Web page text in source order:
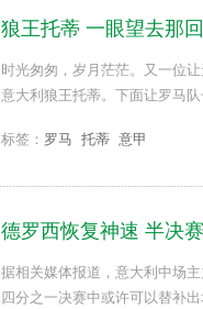
狼王托蒂 一眼望去那
时光匆匆，岁月茫茫。又一位
意大利狼王托蒂。下面让罗马
标签： 罗马 托蒂 意甲
德罗西恢复神速 半决
据相关媒体报道，意大利中场
四分之一决赛中或许可以替补